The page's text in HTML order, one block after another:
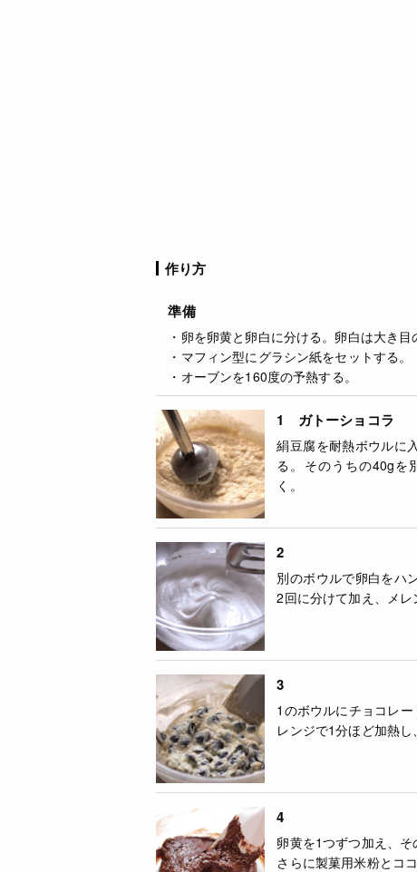
作り方
準備
・卵を卵黄と卵白に分ける。卵白は大き目
・マフィン型にグラシン紙をセットする。
・オーブンを160度の予熱する。
1 ガトーショコラ
絹豆腐を耐熱ボウルに
る。そのうちの40gを
く。
2
別のボウルで卵白をハ
2回に分けて加え、メレ
3
1のボウルにチョコレ
レンジで1分ほど加熱し
4
卵黄を1つずつ加え、そ
さらに製菓用米粉とコ